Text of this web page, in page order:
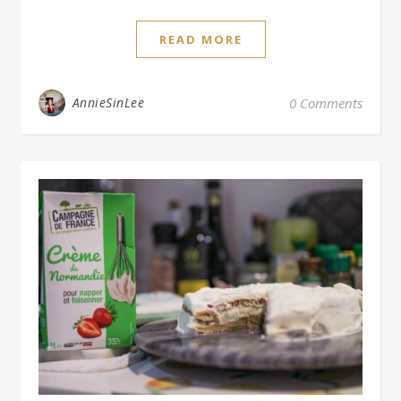
READ MORE
AnnieSinLee 0 Comments